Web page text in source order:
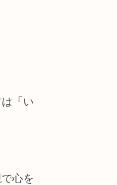
「い
心を